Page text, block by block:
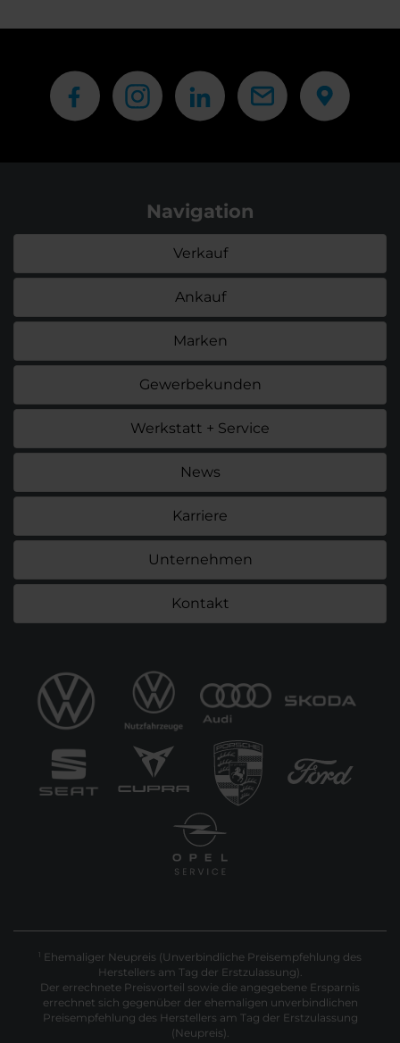
Navigation
Verkauf
Ankauf
Marken
Gewerbekunden
Werkstatt + Service
News
Karriere
Unternehmen
Kontakt
1 Ehemaliger Neupreis (Unverbindliche Preisempfehlung des
Herstellers am Tag der Erstzulassung).
Der errechnete Preisvorteil sowie die angegebene Ersparnis
errechnet sich gegenüber der ehemaligen unverbindlichen
Preisempfehlung des Herstellers am Tag der Erstzulassung
(Neupreis).